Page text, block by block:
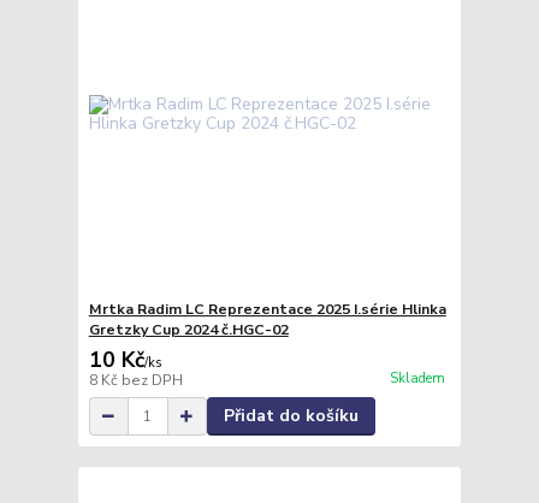
Mrtka Radim LC Reprezentace 2025 I.série Hlinka
Gretzky Cup 2024 č.HGC-02
10 Kč/ks
8 Kč bez DPH Skladem
Přidat do košíku